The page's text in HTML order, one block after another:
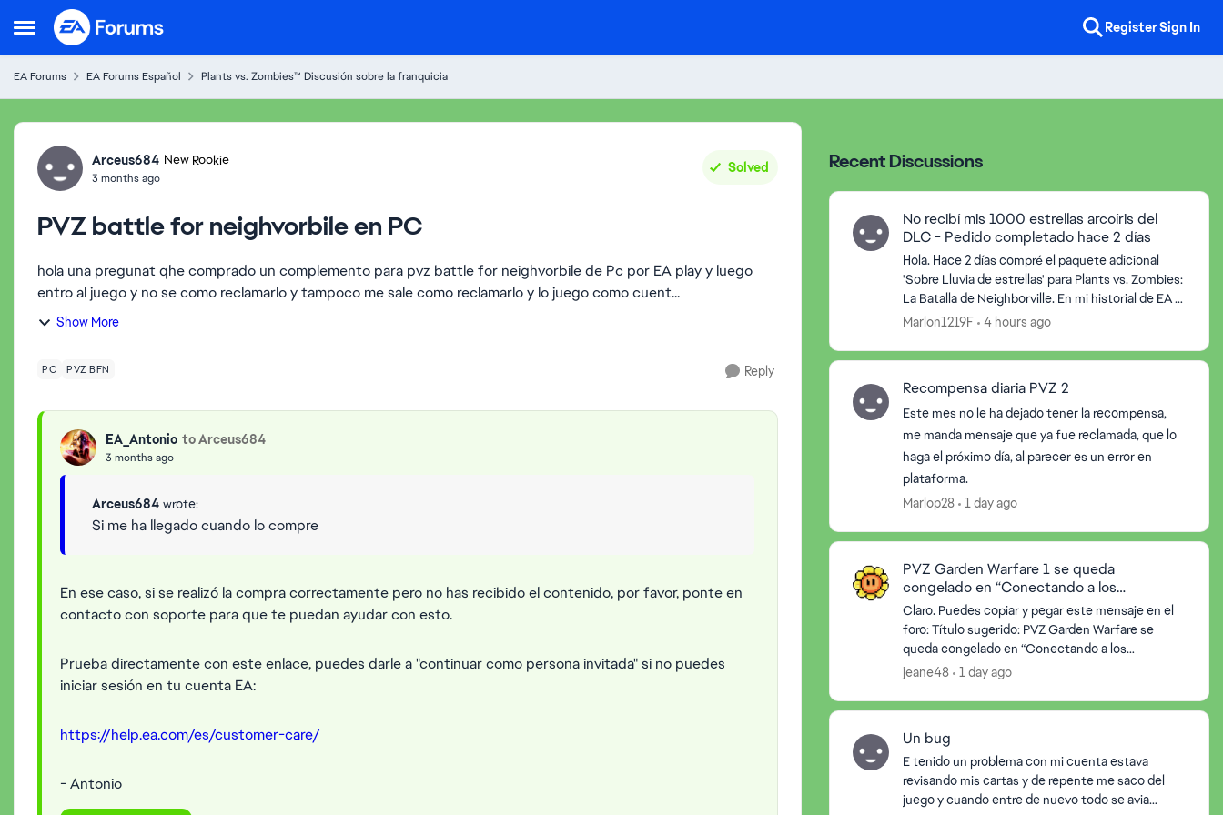
Open Side Menu
Skip to content RegisterSign In
EA Forums EA Forums Español Plants vs. Zombies™ Discusión sobre la franquicia
Forum Discussion
Arceus684 New Rookie
3 months ago
Solved
PVZ battle for neighvorbile en PC
hola una pregunat qhe comprado un complemento para pvz battle for neighvorbile de Pc por EA play y luego
entro al juego y no se como reclamarlo y tampoco me sale como reclamarlo y lo juego como cuent...
Show More
PC PVZ BFN Reply
EA_Antonio to Arceus684
3 months ago
Arceus684 wrote:
Si me ha llegado cuando lo compre
En ese caso, si se realizó la compra correctamente pero no has recibido el contenido, por favor, ponte en
contacto con soporte para que te puedan ayudar con esto.
Prueba directamente con este enlace, puedes darle a "continuar como persona invitada" si no puedes
iniciar sesión en tu cuenta EA:
https://help.ea.com/es/customer-care/
- Antonio
Recent Discussions
No recibí mis 1000 estrellas arcoíris del
DLC - Pedido completado hace 2 días
Hola. Hace 2 días compré el paquete adicional
'Sobre Lluvia de estrellas' para Plants vs. Zombies:
La Batalla de Neighborville. En mi historial de EA el
pago ya figura como 'Completado' bajo el númer...
Marlon1219F 4 hours ago
Recompensa diaria PVZ 2
Este mes no le ha dejado tener la recompensa,
me manda mensaje que ya fue reclamada, que lo
haga el próximo día, al parecer es un error en
plataforma.
Marlop28
1 day ago
PVZ Garden Warfare 1 se queda
congelado en “Conectando a los
servidores de EA”
Claro. Puedes copiar y pegar este mensaje en el
foro: Título sugerido: PVZ Garden Warfare se
queda congelado en “Conectando a los
servidores de EA” Buenas tardes. Estamos
jeane48 1 day ago
Un bug
E tenido un problema con mi cuenta estava
revisando mis cartas y de repente me saco del
juego y cuando entre de nuevo todo se avia